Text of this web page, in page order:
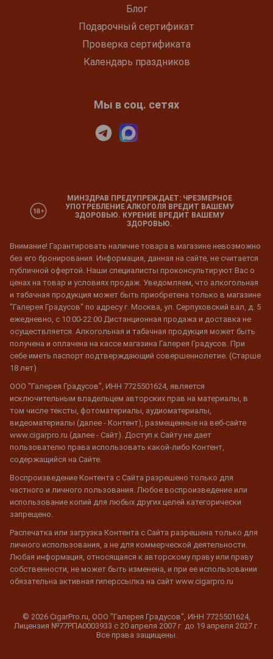
Блог
Подарочный сертификат
Проверка сертификата
Календарь праздников
Мы в соц. сетях
МИНЗДРАВ ПРЕДУПРЕЖДАЕТ: ЧРЕЗМЕРНОЕ
УПОТРЕБЛЕНИЕ АЛКОГОЛЯ ВРЕДИТ ВАШЕМУ
ЗДОРОВЬЮ. КУРЕНИЕ ВРЕДИТ ВАШЕМУ
ЗДОРОВЬЮ.
Внимание! Гарантировать наличие товара в магазине невозможно
без его бронирования. Информация, данная на сайте, не считается
публичной офертой. Наши специалисты проконсультируют Вас о
ценах на товар и условиях продаж. Уведомляем, что алкогольная
и табачная продукция может быть приобретена только в магазине
"Галерея Градусов" по адресу г. Москва, ул. Серпуховский вал, д. 5
ежедневно, с 10:00-22:00 Дистанционная продажа и доставка не
осуществляется. Алкогольная и табачная продукция может быть
получена и оплачена на кассе магазина Галерея Градусов. При
себе иметь паспорт подтверждающий совершеннолетие. (Старше
18 лет)
ООО "Галерея Градусов", ИНН 7725501624, является
исключительным владельцем авторских прав на материалы, в
том числе тексты, фотоматериалы, аудиоматериалы,
видеоматериалы (далее - Контент), размещенные на веб-сайте
www.cigarpro.ru (далее - Сайт). Доступ к Сайту не дает
пользователю права использовать какой-либо Контент,
содержащийся на Сайте.
Воспроизведение Контента с Сайта разрешено только для
частного и личного пользования. Любое воспроизведение или
использование копий для любых других целей категорически
запрещено.
Распечатка или загрузка Контента с Сайта разрешена только для
личного использования, а не для коммерческой деятельности.
Любая информация, относящаяся к авторскому праву или праву
собственности, не может быть изменена, и при ее использовании
обязательна активная гиперссылка на сайт www.cigarpro.ru
© 2026 CigarPro.ru, ООО "Галерея Градусов", ИНН 7725501624,
Лицензия №77РПА0003933 c 20 апреля 2007 г. до 19 апреля 2027 г.
Все права защищены.